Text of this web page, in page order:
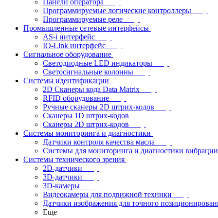
Панели оператора
Программируемые логические контроллеры
Программируемые реле
Промышленные сетевые интерфейсы
AS-i интерфейс
IO-Link интерфейс
Сигнальное оборудование
Светодиодные LED индикаторы
Светосигнальные колонны
Системы идентификации
2D Сканеры кода Data Matrix
RFID оборудование
Ручные сканеры 2D штрих-кодов
Сканеры 1D штрих-кодов
Сканеры 2D штрих-кодов
Системы мониторинга и диагностики
Датчики контроля качества масла
Системы для мониторинга и диагностики вибрации
Системы технического зрения
2D-датчики
3D-датчики
3D-камеры
Видеокамеры для подвижной техники
Датчики изображения для точного
Еще